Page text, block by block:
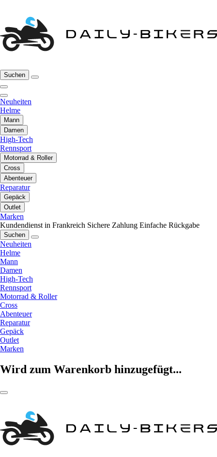
Suchen
Neuheiten
Helme
Mann
Damen
High-Tech
Rennsport
Motorrad & Roller
Cross
Abenteuer
Reparatur
Gepäck
Outlet
Marken
Kundendienst in Frankreich Sichere Zahlung Einfache Rückgabe
Suchen
Neuheiten
Helme
Mann
Damen
High-Tech
Rennsport
Motorrad & Roller
Cross
Abenteuer
Reparatur
Gepäck
Outlet
Marken
Wird zum Warenkorb hinzugefügt...